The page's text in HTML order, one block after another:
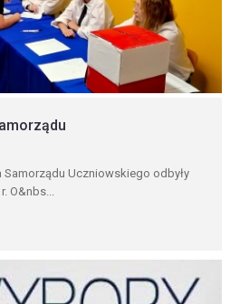
Uczniowskiego odbyły
O&nbs...